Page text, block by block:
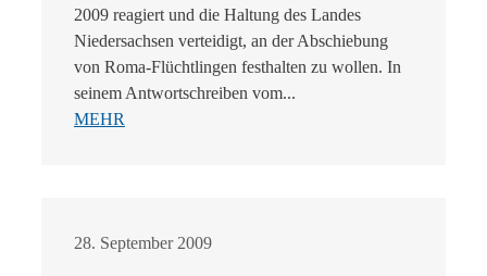
2009 reagiert und die Haltung des Landes
Niedersachsen verteidigt, an der Abschiebung
von Roma-Flüchtlingen festhalten zu wollen. In
seinem Antwortschreiben vom...
MEHR
28. September 2009